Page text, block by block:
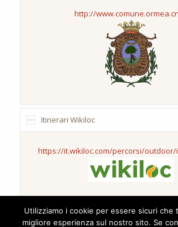
http://
Itinerari Wikiloc
https://it.wikiloc.com/percorsi/outdoor/
Utilizziamo i cookie per essere sicuri che
migliore esperienza sul nostro sito. Se